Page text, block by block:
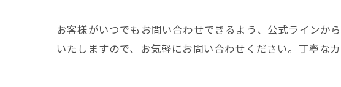
お客様がいつでもお問い合わせできるよう、公式ラインか
いたしますので、お気軽にお問い合わせください。丁寧な